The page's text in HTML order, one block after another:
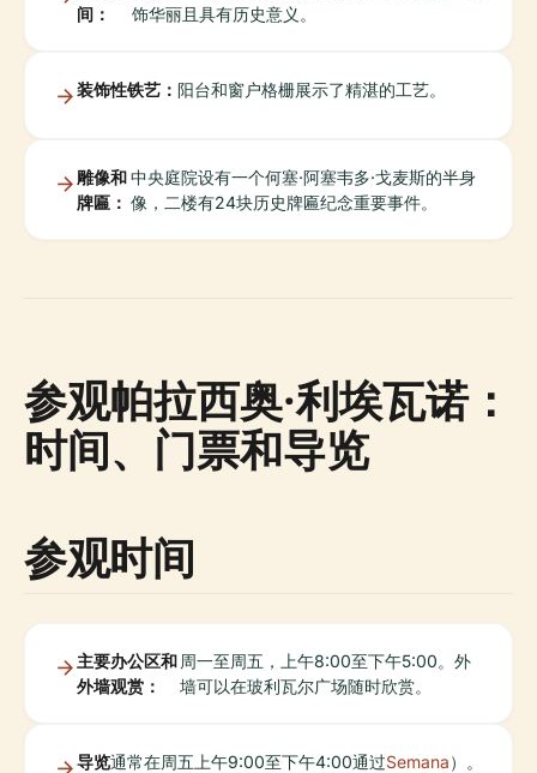
间：
饰华丽且具有历史意义。
装饰性铁艺： 阳台和窗户格栅展示了精湛的工艺。
雕像和
牌匾：
中央庭院设有一个何塞·阿塞韦多·戈麦斯的半身
像，二楼有24块历史牌匾纪念重要事件。
参观帕拉西奥·利埃瓦诺：
时间、门票和导览
参观时间
主要办公区和
外墙观赏：
周一至周五，上午8:00至下午5:00。外
墙可以在玻利瓦尔广场随时欣赏。
导览通常在周五上午9:00至下午4:00通过Semana）。